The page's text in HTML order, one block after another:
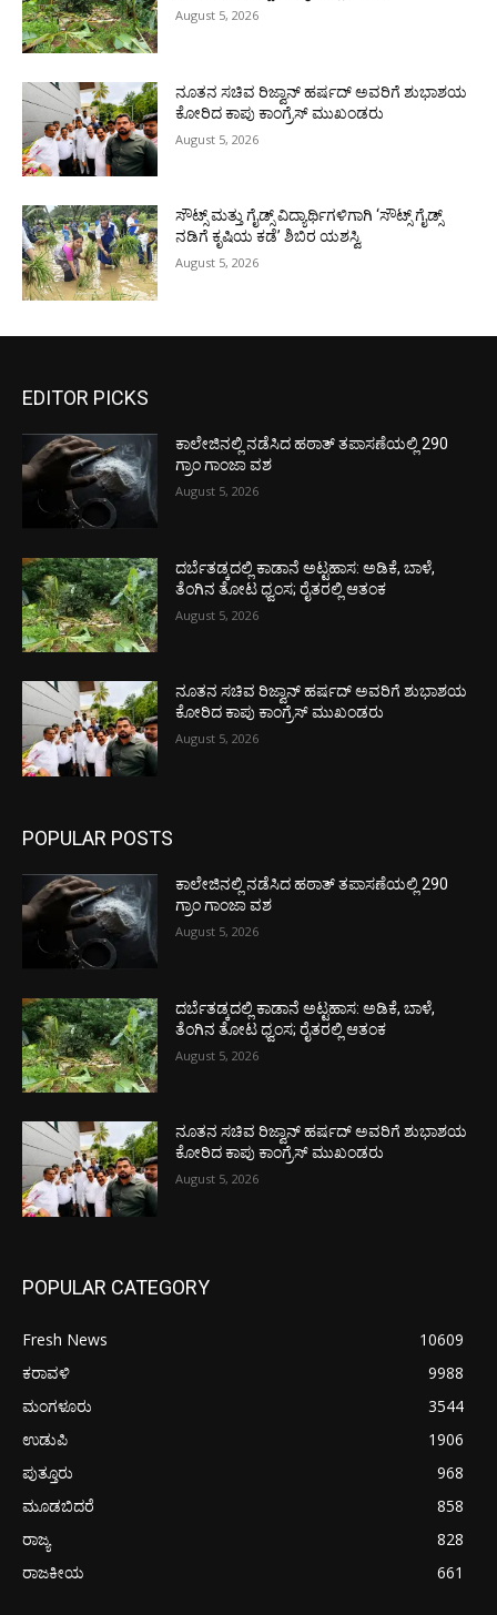
August 5, 2026
ನೂತನ ಸಚಿವ ರಿಜ್ವಾನ್ ಹರ್ಷದ್ ಅವರಿಗೆ ಶುಭಾಶಯ
ಕೋರಿದ ಕಾಪು ಕಾಂಗ್ರೆಸ್ ಮುಖಂಡರು
August 5, 2026
ಸೌಟ್ಸ್ ಮತ್ತು ಗೈಡ್ಸ್ ವಿದ್ಯಾರ್ಥಿಗಳಿಗಾಗಿ ‘ಸೌಟ್ಸ್ ಗೈಡ್ಸ್
ನಡಿಗೆ ಕೃಷಿಯ ಕಡೆ’ ಶಿಬಿರ ಯಶಸ್ವಿ
August 5, 2026
EDITOR PICKS
ಕಾಲೇಜಿನಲ್ಲಿ ನಡೆಸಿದ ಹಠಾತ್ ತಪಾಸಣೆಯಲ್ಲಿ 290
ಗ್ರಾಂ ಗಾಂಜಾ ವಶ
August 5, 2026
ದರ್ಬೆತಡ್ಕದಲ್ಲಿ ಕಾಡಾನೆ ಅಟ್ಟಹಾಸ: ಅಡಿಕೆ, ಬಾಳೆ,
ತೆಂಗಿನ ತೋಟ ಧ್ವಂಸ; ರೈತರಲ್ಲಿ ಆತಂಕ
August 5, 2026
ನೂತನ ಸಚಿವ ರಿಜ್ವಾನ್ ಹರ್ಷದ್ ಅವರಿಗೆ ಶುಭಾಶಯ
ಕೋರಿದ ಕಾಪು ಕಾಂಗ್ರೆಸ್ ಮುಖಂಡರು
August 5, 2026
POPULAR POSTS
ಕಾಲೇಜಿನಲ್ಲಿ ನಡೆಸಿದ ಹಠಾತ್ ತಪಾಸಣೆಯಲ್ಲಿ 290
ಗ್ರಾಂ ಗಾಂಜಾ ವಶ
August 5, 2026
ದರ್ಬೆತಡ್ಕದಲ್ಲಿ ಕಾಡಾನೆ ಅಟ್ಟಹಾಸ: ಅಡಿಕೆ, ಬಾಳೆ,
ತೆಂಗಿನ ತೋಟ ಧ್ವಂಸ; ರೈತರಲ್ಲಿ ಆತಂಕ
August 5, 2026
ನೂತನ ಸಚಿವ ರಿಜ್ವಾನ್ ಹರ್ಷದ್ ಅವರಿಗೆ ಶುಭಾಶಯ
ಕೋರಿದ ಕಾಪು ಕಾಂಗ್ರೆಸ್ ಮುಖಂಡರು
August 5, 2026
POPULAR CATEGORY
Fresh News
10609
ಕರಾವಳಿ
9988
ಮಂಗಳೂರು
3544
ಉಡುಪಿ
1906
ಪುತ್ತೂರು
968
ಮೂಡಬಿದರೆ
858
ರಾಜ್ಯ
828
ರಾಜಕೀಯ
661